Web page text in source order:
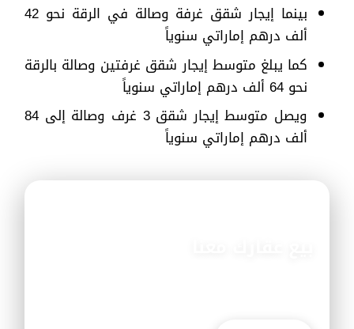
بينما إيجار شقق غرفة وصالة في الرقة نحو 42
ألف درهم إماراتي سنوياً
كما يبلغ متوسط إيجار شقق غرفتين وصالة بالرقة
نحو 64 ألف درهم إماراتي سنوياً
ويصل متوسط إيجار شقق 3 غرف وصالة إلى 84
ألف درهم إماراتي سنوياً